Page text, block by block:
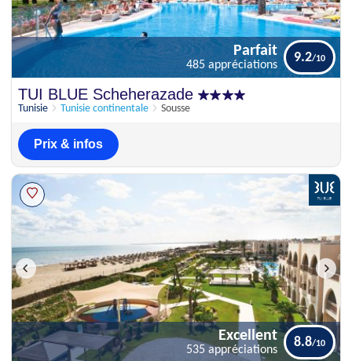
Parfait
485 appréciations
TUI BLUE Scheherazade
Tunisie Tunisie continentale Sousse
Parfait
485 appréciations
9.2
Prix & infos
Excellent
535 appréciations
8.8